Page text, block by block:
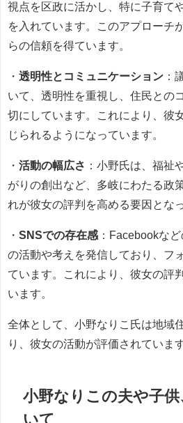
視点を区政に活かし、特に子育て
を入れています。このアプローチ
らの信頼を得ています。
・ 透明性とコミュニケーション ：
いて、透明性を重視し、住民との
切にしています。これにより、彼
じられるようになっています。
・ 活動の幅広さ ：小野氏は、福祉
がりの創出など、多岐にわたる政
れが彼女の評判を高める要因とな
・ SNSでの存在感 ：Facebookな
の活動や考えを発信しており、フ
ています。これにより、彼女の評
います。
全体として、小野なりこ氏は地域
り、彼女の活動が評価されています
小野なりこの夫や子
いて